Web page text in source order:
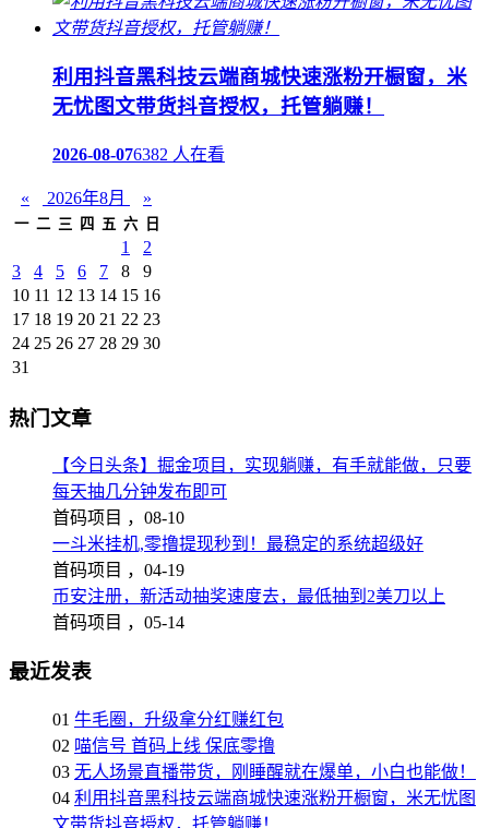
利用抖音黑科技云端商城快速涨粉开橱窗，米
无忧图文带货抖音授权，托管躺赚！
2026-08-076382 人在看
« 2026年8月 »
一 二 三 四 五 六 日
1
2
3
4 5 6 7 8
9
10 11 12 13 14 15 16
17 18 19 20 21 22 23
24 25 26 27 28 29 30
31
热门文章
【今日头条】掘金项目，实现躺赚，有手就能做，只要
每天抽几分钟发布即可
首码项目 ， 08-10
一斗米挂机,零撸提现秒到！最稳定的系统超级好
首码项目 ， 04-19
币安注册，新活动抽奖速度去，最低抽到2美刀以上
首码项目 ， 05-14
最近发表
01 牛毛圈，升级拿分红赚红包
02 喵信号 首码上线 保底零撸
03 无人场景直播带货，刚睡醒就在爆单，小白也能做！
04 利用抖音黑科技云端商城快速涨粉开橱窗，米无忧图
文带货抖音授权，托管躺赚！